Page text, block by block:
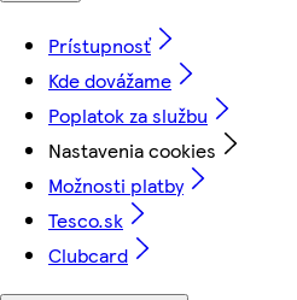
Prístupnosť
Kde dovážame
Poplatok za službu
Nastavenia cookies
Možnosti platby
Tesco.sk
Clubcard